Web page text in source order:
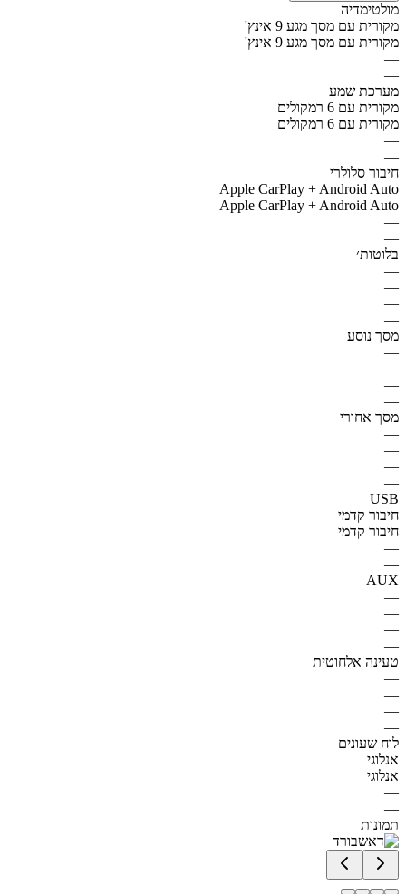
מולטימדיה
מקורית עם מסך מגע 9 אינץ'
מקורית עם מסך מגע 9 אינץ'
—
—
מערכת שמע
מקורית עם 6 רמקולים
מקורית עם 6 רמקולים
—
—
חיבור סלולרי
Apple CarPlay + Android Auto
Apple CarPlay + Android Auto
—
—
בלוטות׳
—
—
—
—
מסך נוסע
—
—
—
—
מסך אחורי
—
—
—
—
USB
חיבור קדמי
חיבור קדמי
—
—
AUX
—
—
—
—
טעינה אלחוטית
—
—
—
—
לוח שעונים
אנלוגי
אנלוגי
—
—
תמונות